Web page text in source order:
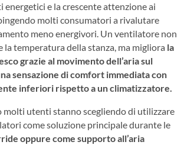
energetici e la crescente attenzione ai
molti consumatori a rivalutare
meno energivori. Un ventilatore non
la temperatura della stanza, ma migliora la
grazie al movimento dell’aria sul
sensazione di comfort immediata con
inferiori rispetto a un climatizzatore.
molti utenti stanno scegliendo di utilizzare
come soluzione principale durante le
oppure come supporto all’aria